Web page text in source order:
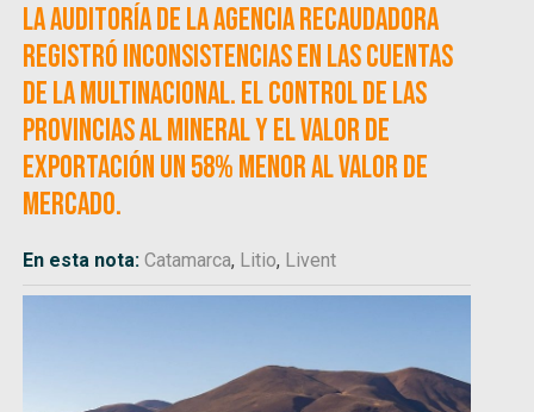
La auditoría de la Agencia Recaudadora
registró inconsistencias en las cuentas
de la multinacional. El control de las
provincias al mineral y el valor de
exportación un 58% menor al valor de
mercado.
En esta nota:Catamarca, Litio, Livent